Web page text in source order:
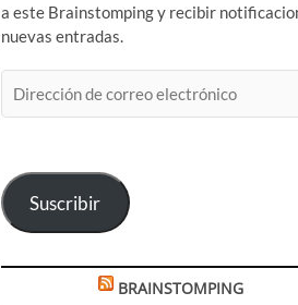
a este Brainstomping y recibir
nuevas entradas.
de
Suscribir
BRAINSTOMPING